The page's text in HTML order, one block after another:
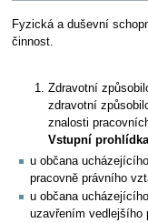
Skočit
na
Skočit
na
Fyzická a duševní
činnost.
Zdravotní
zdravotní
znalosti
Vstupní
u občana
pracovně právního
u občana
uzavřením vedlejšího